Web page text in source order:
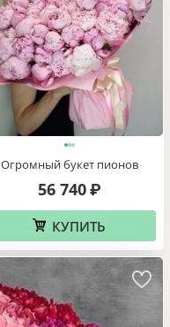
Огромный букет пионов
56 740 ₽
КУПИТЬ